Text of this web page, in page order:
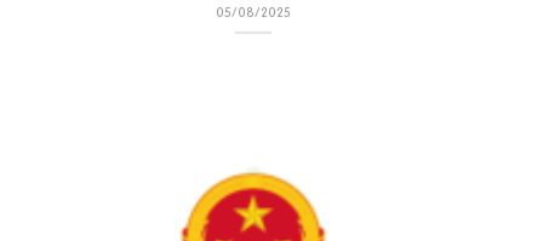
05/08/2025